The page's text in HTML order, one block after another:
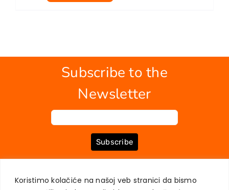
Koristimo kolačiće na našoj veb stranici da bismo
Subscribe to the
Newsletter
Subscribe
ABOUT US BOOKS MY ACCOUNT CONTACT TERMS OF PURCHASE